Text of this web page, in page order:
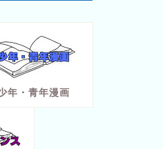
年・青年漫画